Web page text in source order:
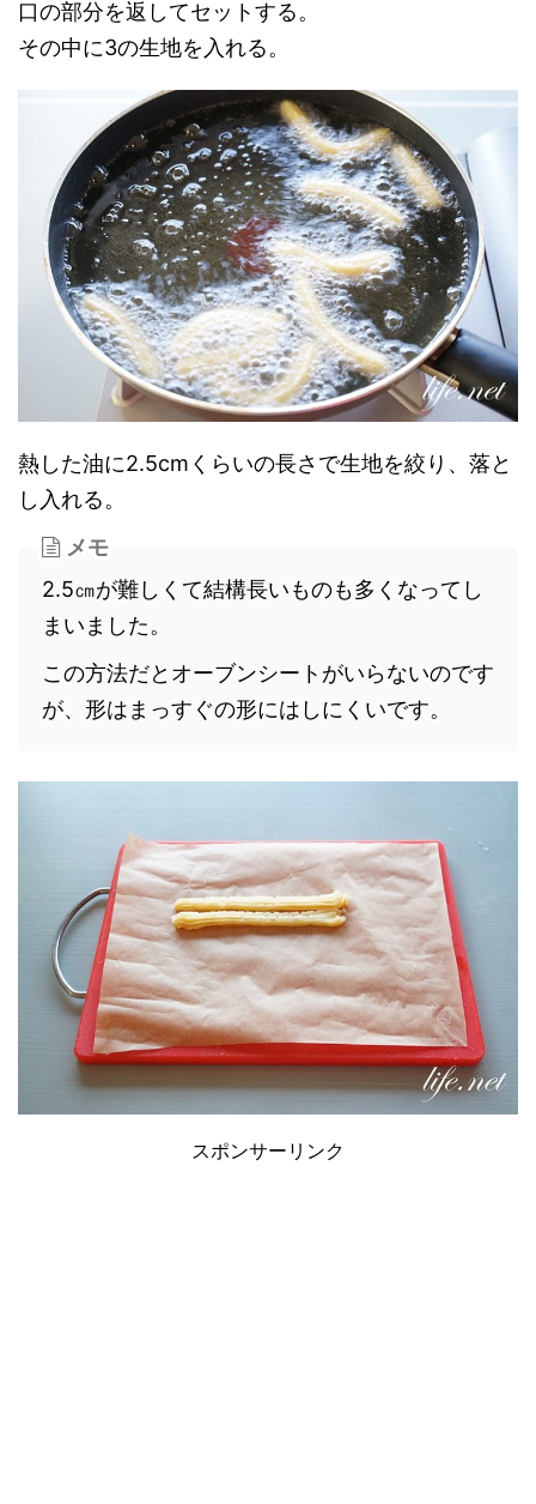
口の部分を返してセットする。
その中に3の生地を入れる。
熱した油に2.5cmくらいの長さで生地を絞り、落と
し入れる。
メモ
2.5㎝が難しくて結構長いものも多くなってし
まいました。
この方法だとオーブンシートがいらないのです
が、形はまっすぐの形にはしにくいです。
スポンサーリンク